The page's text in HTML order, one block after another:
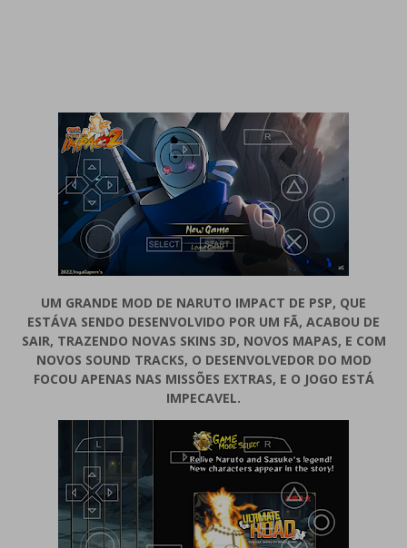
UM GRANDE MOD DE NARUTO IMPACT DE PSP, QUE
ESTÁVA SENDO DESENVOLVIDO POR UM FÃ, ACABOU DE
SAIR, TRAZENDO NOVAS SKINS 3D, NOVOS MAPAS, E COM
NOVOS SOUND TRACKS, O DESENVOLVEDOR DO MOD
FOCOU APENAS NAS MISSÕES EXTRAS, E O JOGO ESTÁ
IMPECAVEL.